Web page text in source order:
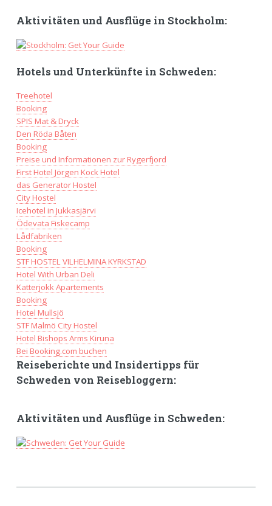
Aktivitäten und Ausflüge in Stockholm:
Hotels und Unterkünfte in Schweden:
Treehotel
Booking
SPIS Mat & Dryck
Den Röda Båten
Booking
Preise und Informationen zur Rygerfjord
First Hotel Jörgen Kock Hotel
das Generator Hostel
City Hostel
Icehotel in Jukkasjärvi
Ödevata Fiskecamp
Lådfabriken
Booking
STF HOSTEL VILHELMINA KYRKSTAD
Hotel With Urban Deli
Katterjokk Apartements
Booking
Hotel Mullsjö
STF Malmö City Hostel
Hotel Bishops Arms Kiruna
Bei Booking.com buchen
Reiseberichte und Insidertipps für
Schweden von Reisebloggern:
Aktivitäten und Ausflüge in Schweden: